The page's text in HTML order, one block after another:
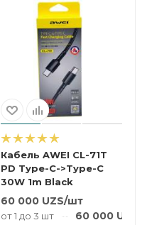
Кабель AWEI CL-71T
PD Type-C->Type-C
30W 1m Black
60 000 UZS/шт
от 1 до 3 шт 60 000UZS